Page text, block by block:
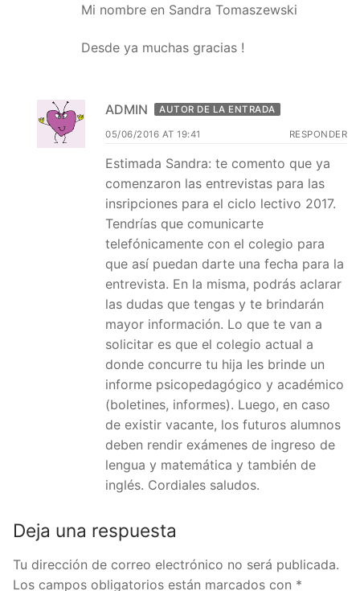
Mi nombre en Sandra Tomaszewski
Desde ya muchas gracias !
ADMIN AUTOR DE LA ENTRADA
05/06/2016 AT 19:41 RESPONDER
Estimada Sandra: te comento que ya
comenzaron las entrevistas para las
insripciones para el ciclo lectivo 2017.
Tendrías que comunicarte
telefónicamente con el colegio para
que así puedan darte una fecha para la
entrevista. En la misma, podrás aclarar
las dudas que tengas y te brindarán
mayor información. Lo que te van a
solicitar es que el colegio actual a
donde concurre tu hija les brinde un
informe psicopedagógico y académico
(boletines, informes). Luego, en caso
de existir vacante, los futuros alumnos
deben rendir exámenes de ingreso de
lengua y matemática y también de
inglés. Cordiales saludos.
Deja una respuesta
Tu dirección de correo electrónico no será publicada.
Los campos obligatorios están marcados con *